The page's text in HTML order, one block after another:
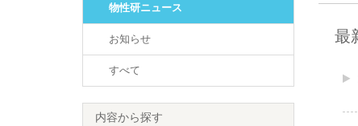
物性研ニュース
お知らせ
すべて
内容から探す
最